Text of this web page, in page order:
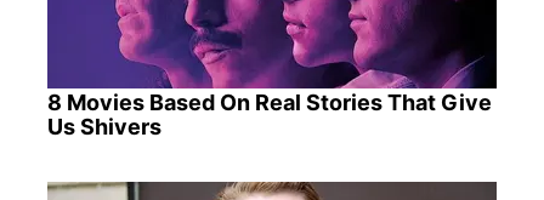
8 Movies Based On Real Stories That Give
Us Shivers